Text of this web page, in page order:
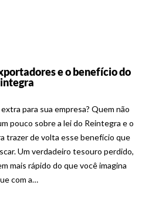
e o benefício do
para sua empresa? Quem não
pouco sobre a lei do Reintegra e o
trazer de volta esse benefício que
Um verdadeiro tesouro perdido,
mais rápido do que você imagina
com a…